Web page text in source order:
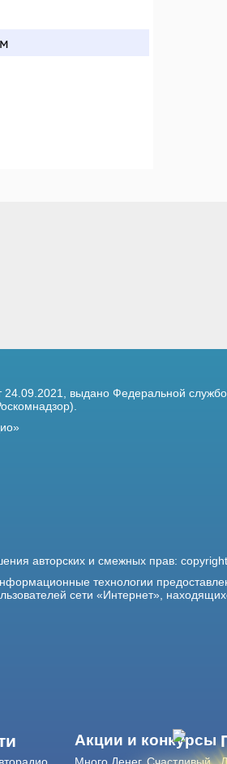
выдано Федеральной
авторских и смежных прав:
технологии
сети «Интернет»,
Акции и конкурсы